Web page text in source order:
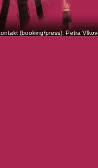
(booking/press): Petra